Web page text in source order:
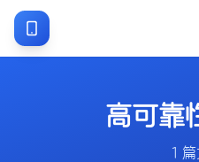
高可靠
1